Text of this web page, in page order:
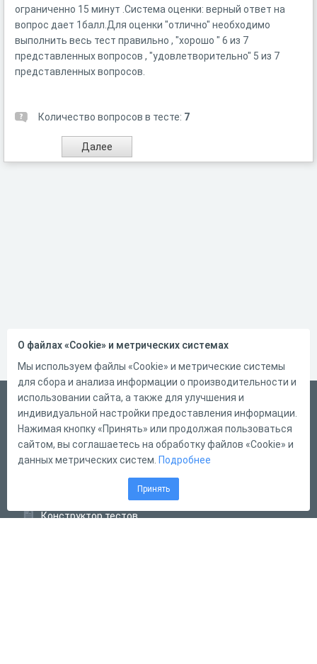
ограниченно 15 минут .Система оценки: верный ответ на
вопрос дает 1балл.Для оценки "отлично" необходимо
выполнить весь тест правильно , "хорошо " 6 из 7
представленных вопросов , "удовлетворительно" 5 из 7
представленных вопросов.
Количество вопросов в тесте: 7
Русский
Справка
Форма обратной связи
Конструктор тестов
О файлах «Cookie» и метрических системах
Мы используем файлы «Cookie» и метрические системы
для сбора и анализа информации о производительности и
использовании сайта, а также для улучшения и
индивидуальной настройки предоставления информации.
Нажимая кнопку «Принять» или продолжая пользоваться
сайтом, вы соглашаетесь на обработку файлов «Cookie» и
данных метрических систем. Подробнее
Принять